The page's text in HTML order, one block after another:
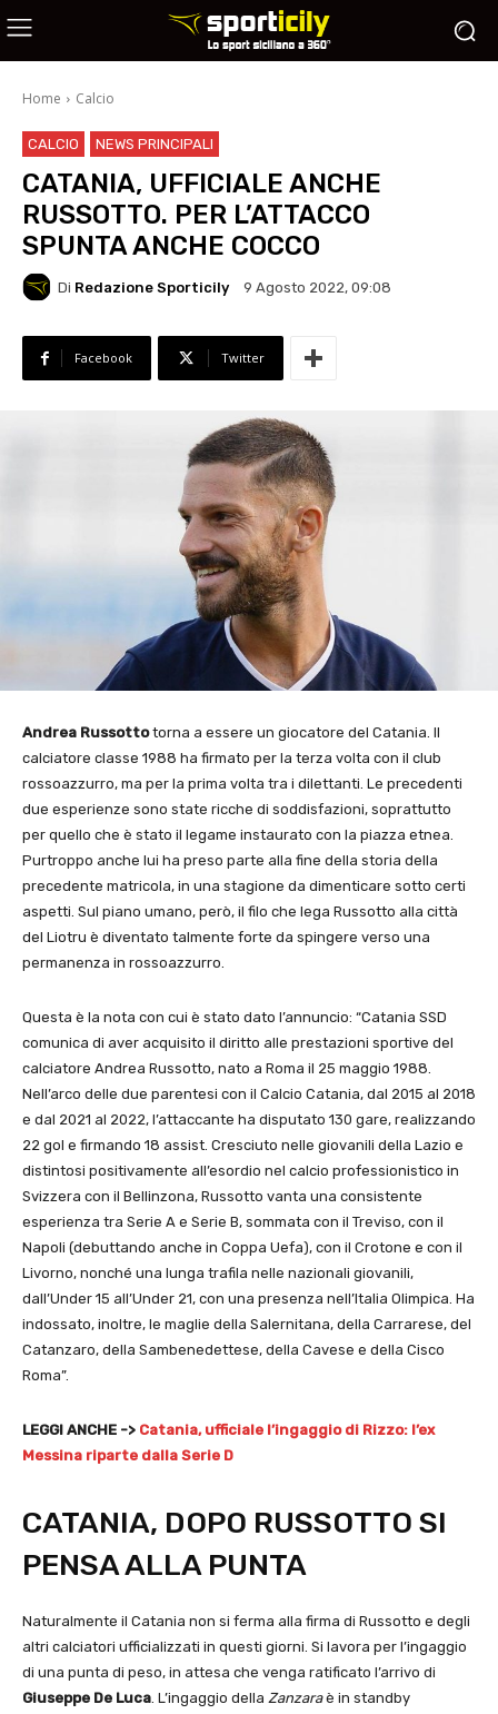
Home Calcio
CALCIO NEWS PRINCIPALI
CATANIA, UFFICIALE ANCHE
RUSSOTTO. PER L’ATTACCO
SPUNTA ANCHE COCCO
Di Redazione Sporticily 9 Agosto 2022, 09:08
Facebook Twitter
Andrea Russottotorna a essere un giocatore del Catania. Il
calciatore classe 1988 ha firmato per la terza volta con il club
rossoazzurro, ma per la prima volta tra i dilettanti. Le precedenti
due esperienze sono state ricche di soddisfazioni, soprattutto
per quello che è stato il legame instaurato con la piazza etnea.
Purtroppo anche lui ha preso parte alla fine della storia della
precedente matricola, in una stagione da dimenticare sotto certi
aspetti. Sul piano umano, però, il filo che lega Russotto alla città
del Liotru è diventato talmente forte da spingere verso una
permanenza in rossoazzurro.
Questa è la nota con cui è stato dato l’annuncio: “Catania SSD
comunica di aver acquisito il diritto alle prestazioni sportive del
calciatore Andrea Russotto, nato a Roma il 25 maggio 1988.
Nell’arco delle due parentesi con il Calcio Catania, dal 2015 al 2018
e dal 2021 al 2022, l’attaccante ha disputato 130 gare, realizzando
22 gol e firmando 18 assist. Cresciuto nelle giovanili della Lazio e
distintosi positivamente all’esordio nel calcio professionistico in
Svizzera con il Bellinzona, Russotto vanta una consistente
esperienza tra Serie A e Serie B, sommata con il Treviso, con il
Napoli (debuttando anche in Coppa Uefa), con il Crotone e con il
Livorno, nonché una lunga trafila nelle nazionali giovanili,
dall’Under 15 all’Under 21, con una presenza nell’Italia Olimpica. Ha
indossato, inoltre, le maglie della Salernitana, della Carrarese, del
Catanzaro, della Sambenedettese, della Cavese e della Cisco
Roma”.
LEGGI ANCHE -> Catania, ufficiale l’ingaggio di Rizzo: l’ex
Messina riparte dalla Serie D
CATANIA, DOPO RUSSOTTO SI
PENSA ALLA PUNTA
Naturalmente il Catania non si ferma alla firma di Russotto e degli
altri calciatori ufficializzati in questi giorni. Si lavora per l’ingaggio
di una punta di peso, in attesa che venga ratificato l’arrivo di
Giuseppe De Luca. L’ingaggio della Zanzaraè in standby